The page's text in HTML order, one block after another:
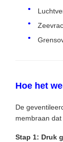
Hoe het
De
membraan dat
Stap 1: Druk